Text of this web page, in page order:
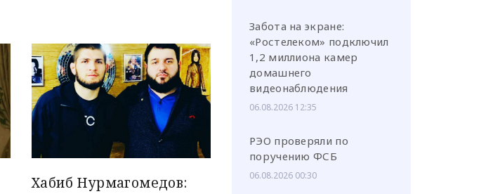
Хабиб Нурмагомедов:
Забота на экране:
«Ростелеком» подключил
1,2 миллиона камер
домашнего
видеонаблюдения
06.08.2026 12:35
РЭО проверяли по
поручению ФСБ
06.08.2026 00:30